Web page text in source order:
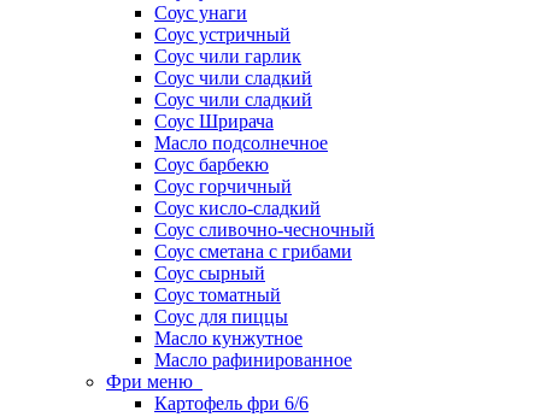
Соус унаги
Соус устричный
Соус чили гарлик
Соус чили сладкий
Соус чили сладкий
Соус Шрирача
Масло подсолнечное
Соус барбекю
Соус горчичный
Соус кисло-сладкий
Соус сливочно-чесночный
Соус сметана с грибами
Соус сырный
Соус томатный
Соус для пиццы
Масло кунжутное
Масло рафинированное
Фри меню
Картофель фри 6/6